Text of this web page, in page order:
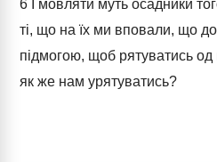
6 І мовляти муть осадники
ті, що на їх ми вповали, що
підмогою, щоб рятуватись од
як же нам урятуватись?